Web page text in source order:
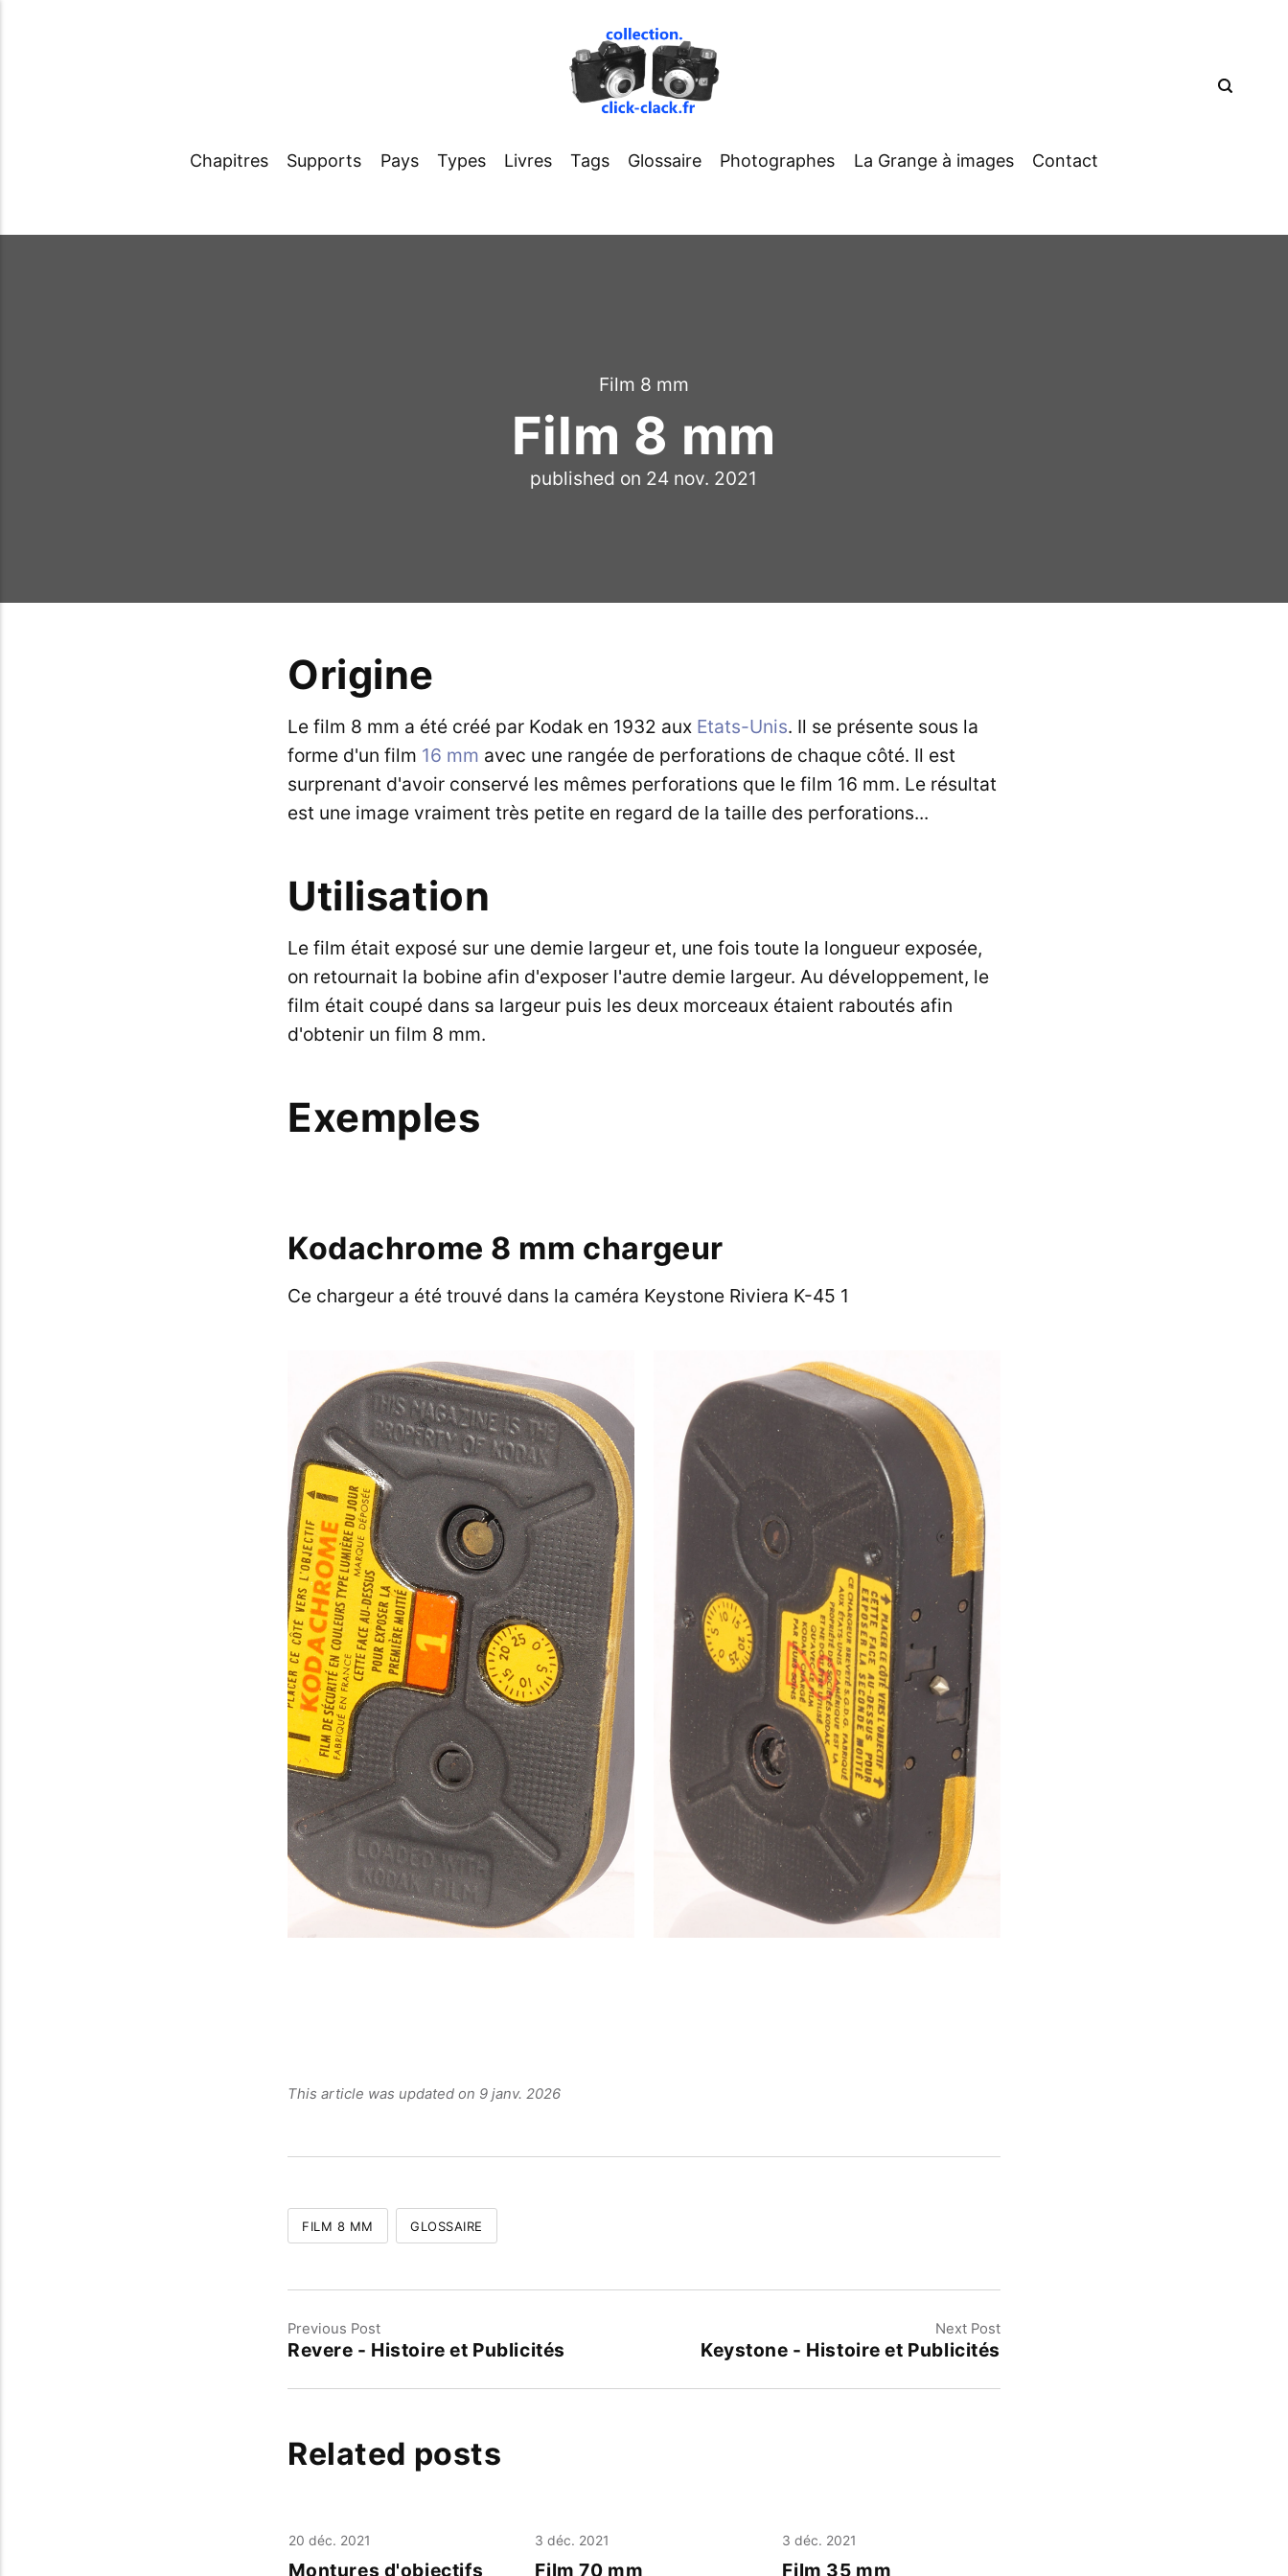
Chapitres Supports Pays Types Livres Tags Glossaire Photographes La Grange à images Contact
Film 8 mm
Film 8 mm
published on 24 nov. 2021
Origine
Le film 8 mm a été créé par Kodak en 1932 aux Etats-Unis. Il se présente sous la
forme d'un film 16 mm avec une rangée de perforations de chaque côté. Il est
surprenant d'avoir conservé les mêmes perforations que le film 16 mm. Le résultat
est une image vraiment très petite en regard de la taille des perforations...
Utilisation
Le film était exposé sur une demie largeur et, une fois toute la longueur exposée,
on retournait la bobine afin d'exposer l'autre demie largeur. Au développement, le
film était coupé dans sa largeur puis les deux morceaux étaient raboutés afin
d'obtenir un film 8 mm.
Exemples
Kodachrome 8 mm chargeur
Ce chargeur a été trouvé dans la caméra Keystone Riviera K-45 1
This article was updated on 9 janv. 2026
FILM 8 MM GLOSSAIRE
Previous Post
Revere - Histoire et Publicités
Next Post
Keystone - Histoire et Publicités
Related posts
20 déc. 2021
Montures d'objectifs
3 déc. 2021
Film 70 mm
3 déc. 2021
Film 35 mm